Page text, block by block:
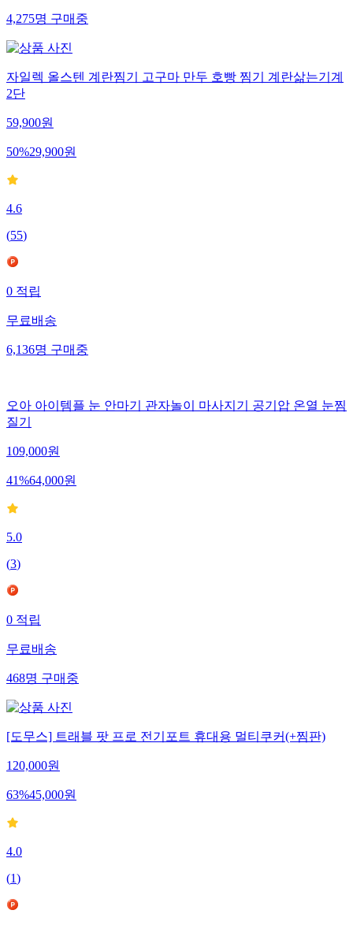
4,275명 구매중
자일렉 올스텐 계란찜기 고구마 만두 호빵 찜기 계란삶는기계
2단
59,900원
50%29,900원
4.6
(55)
0 적립
무료배송
6,136명 구매중
오아 아이템플 눈 안마기 관자놀이 마사지기 공기압 온열 눈찜
질기
109,000원
41%64,000원
5.0
(3)
0 적립
무료배송
468명 구매중
[도무스] 트래블 팟 프로 전기포트 휴대용 멀티쿠커(+찜판)
120,000원
63%45,000원
4.0
(1)